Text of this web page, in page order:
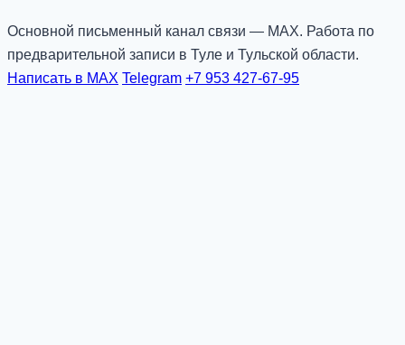
Основной письменный канал связи — MAX. Работа по
предварительной записи в Туле и Тульской области.
Написать в MAX Telegram +7 953 427-67-95